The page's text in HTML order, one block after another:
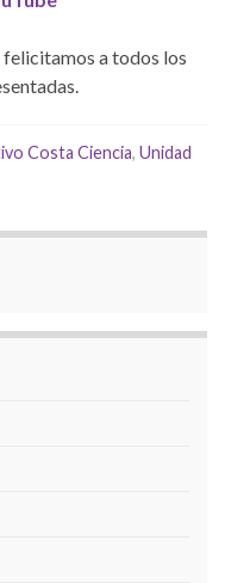
a todos los
Costa Ciencia, Unidad